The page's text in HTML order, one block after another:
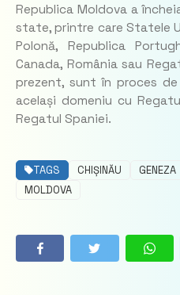
Republica Moldova a
state, printre care Statele
Polonă, Republica
Canada, România sau
prezent, sunt în proces
același domeniu cu
Regatul Spaniei.
TAGS CHIȘINĂU GENEZA
MOLDOVA